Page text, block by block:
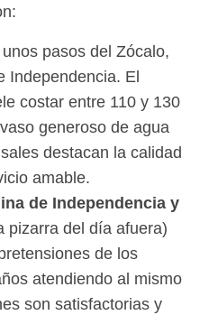
pasos del Zócalo,
Independencia. El
costar entre 110 y 130
generoso de agua
destacan la calidad
amable.
de Independencia y
pizarra del día afuera)
de los
atendiendo al mismo
son satisfactorias y